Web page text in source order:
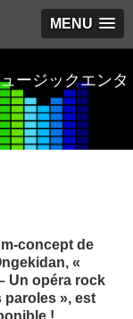
MENU
ージックエンタ
concept de
«
Un opéra rock
», est